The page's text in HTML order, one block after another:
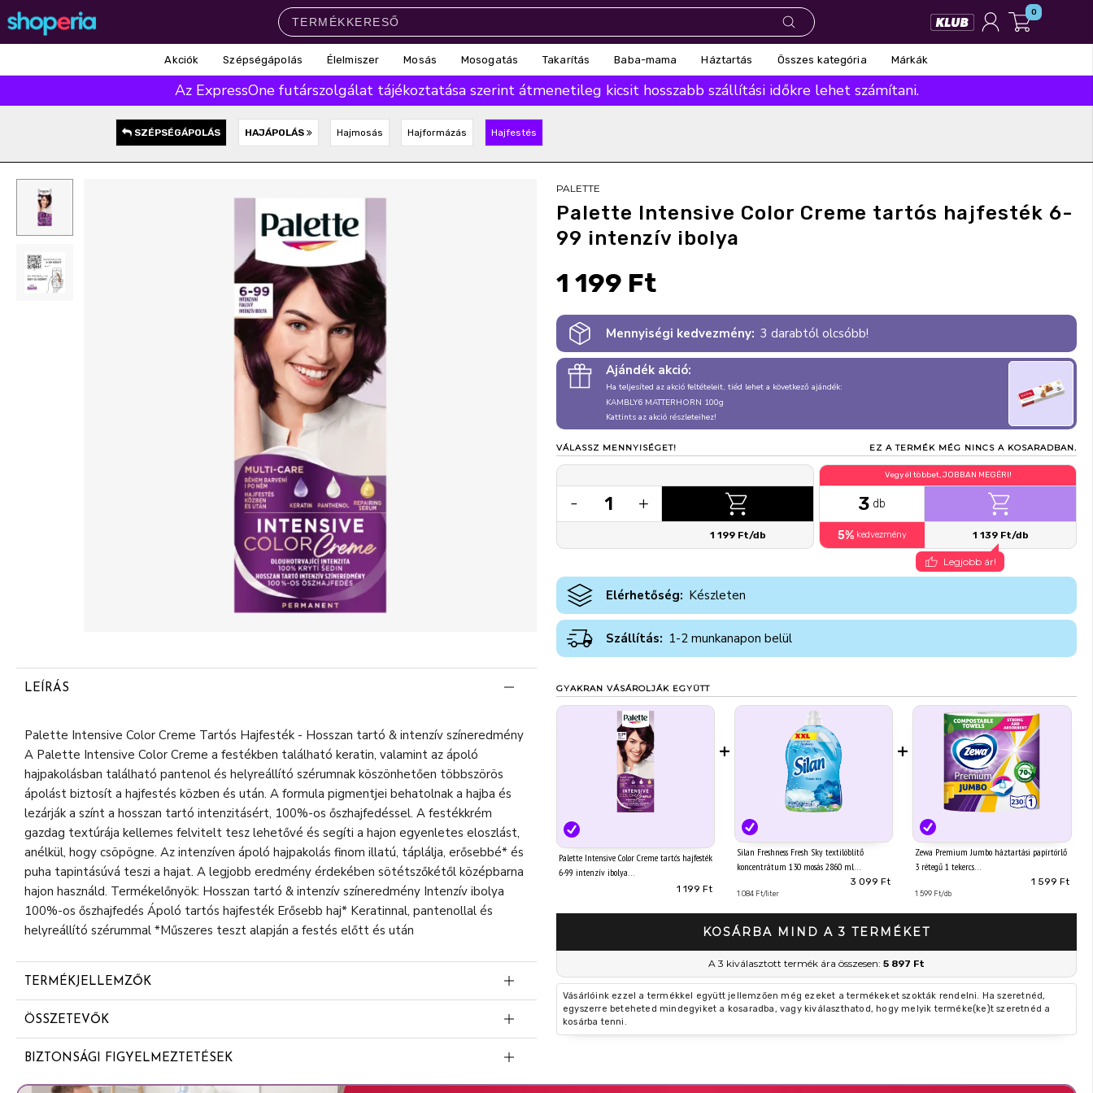
0
Élelmiszer
Mosogatás Takarítás
Háztartás
Népszerű márkák
Népszerű keresések
leukoplast
Akciók Szépségápolás Élelmiszer Mosás Mosogatás Takarítás Baba-mama Háztartás Összes kategória Márkák
Az ExpressOne futárszolgálat tájékoztatása szerint átmenetileg kicsit hosszabb szállítási időkre lehet számítani.
SZÉPSÉGÁPOLÁS HAJÁPOLÁS Hajmosás Hajformázás Hajfestés
PALETTE
Palette Intensive Color Creme tartós hajfesték 6-
99 intenzív ibolya
1 199 Ft
Mennyiségi kedvezmény: 3 darabtól olcsóbb!
Ajándék akció:
Ha teljesíted az akció feltételeit, tiéd lehet a következő ajándék:
KAMBLY6 MATTERHORN 100g
Kattints az akció részleteihez!
VÁLASSZ MENNYISÉGET! EZ A TERMÉK MÉG NINCS A KOSARADBAN.
- 1 +
1 199 Ft/db
Vegyél többet, JOBBAN MEGÉRI!
3 db
5% kedvezmény 1 139 Ft/db
Legjobb ár!
Elérhetőség: Készleten
Szállítás: 1-2 munkanapon belül
GYAKRAN VÁSÁROLJÁK EGYÜTT
Palette Intensive Color Creme tartós hajfesték
6-99 intenzív ibolya
1 199 Ft
+
Silan Freshness Fresh Sky textilöblítő
koncentrátum 130 mosás 2860 ml
3 099 Ft
1 084 Ft/liter
+
Zewa Premium Jumbo háztartási papírtörlő
3 rétegű 1 tekercs
1 599 Ft
1 599 Ft/db
KOSÁRBA MIND A 3 TERMÉKET
A 3 kiválasztott termék ára összesen: 5 897 Ft
Vásárlóink ezzel a termékkel együtt jellemzően még ezeket a termékeket szokták rendelni. Ha szeretnéd,
egyszerre beteheted mindegyiket a kosaradba, vagy kiválaszthatod, hogy melyik terméke(ke)t szeretnéd a
kosárba tenni.
LEÍRÁS
Palette Intensive Color Creme Tartós Hajfesték - Hosszan tartó & intenzív színeredmény
A Palette Intensive Color Creme a festékben található keratin, valamint az ápoló
hajpakolásban található pantenol és helyreállító szérumnak köszönhetően többszörös
ápolást biztosít a hajfestés közben és után. A formula pigmentjei behatolnak a hajba és
lezárják a színt a hosszan tartó intenzitásért, 100%-os őszhajfedéssel. A festékkrém
gazdag textúrája kellemes felvitelt tesz lehetővé és segíti a hajon egyenletes eloszlást,
anélkül, hogy csöpögne. Az intenzíven ápoló hajpakolás finom illatú, táplálja, erősebbé* és
puha tapintásúvá teszi a hajat. A legjobb eredmény érdekében sötétszőkétől középbarna
hajon használd. Termékelőnyök: Hosszan tartó & intenzív színeredmény Intenzív ibolya
100%-os őszhajfedés Ápoló tartós hajfesték Erősebb haj* Keratinnal, pantenollal és
helyreállító szérummal *Műszeres teszt alapján a festés előtt és után
TERMÉKJELLEMZŐK
Hosszan tartó intenzív színeredmény
100%-os őszhajfedés
ÖSSZETEVŐK
Festékkrém: Aqua (Water, Eau), Cetearyl Alcohol, Ammonium Hydroxide, Glyceryl
Stearate SE, Ceteareth-20, Octyldodecanol, Sodium Laureth Sulfate, Ethanolamine,
1-Hydroxyethyl 4,5-Diamino Pyrazole Sulfate, Sodium Cetearyl Sulfate, Oleic Acid, 1-
BIZTONSÁGI FIGYELMEZTETÉSEK
FIGYELEM: KÖVESSE A BIZTONSÁGI UTASÍTÁSOKAT. Javasoljuk, hogy a